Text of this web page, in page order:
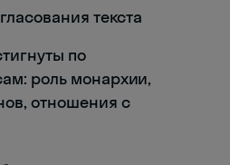
текста
по
роль монархии,
отношения с